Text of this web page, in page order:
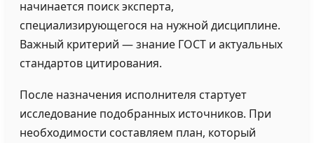
начинается поиск эксперта,
специализирующегося на нужной дисциплине.
Важный критерий — знание ГОСТ и актуальных
стандартов цитирования.
После назначения исполнителя стартует
исследование подобранных источников. При
необходимости составляем план, который